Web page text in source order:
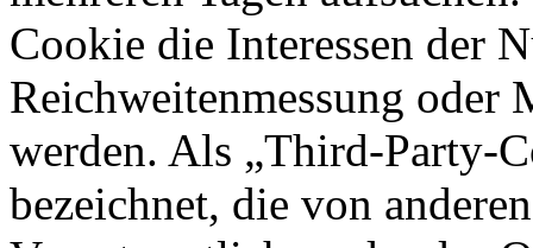
Cookie die Interessen der
Reichweitenmessung oder
werden. Als „Third-Party-
bezeichnet, die von